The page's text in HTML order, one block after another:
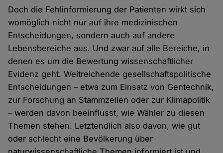
Doch die Fehlinformierung der Patienten wirkt sich
womöglich nicht nur auf ihre medizinischen
Entscheidungen, sondern auch auf andere
Lebensbereiche aus. Und zwar auf alle Bereiche, in
denen es um die Bewertung wissenschaftlicher
Evidenz geht. Weitreichende gesellschaftspolitische
Entscheidungen – etwa zum Einsatz von Gentechnik,
zur Forschung an Stammzellen oder zur Klimapolitik
– werden davon beeinflusst, wie Wähler zu diesen
Themen stehen. Letztendlich also davon, wie gut
oder schlecht eine Bevölkerung über